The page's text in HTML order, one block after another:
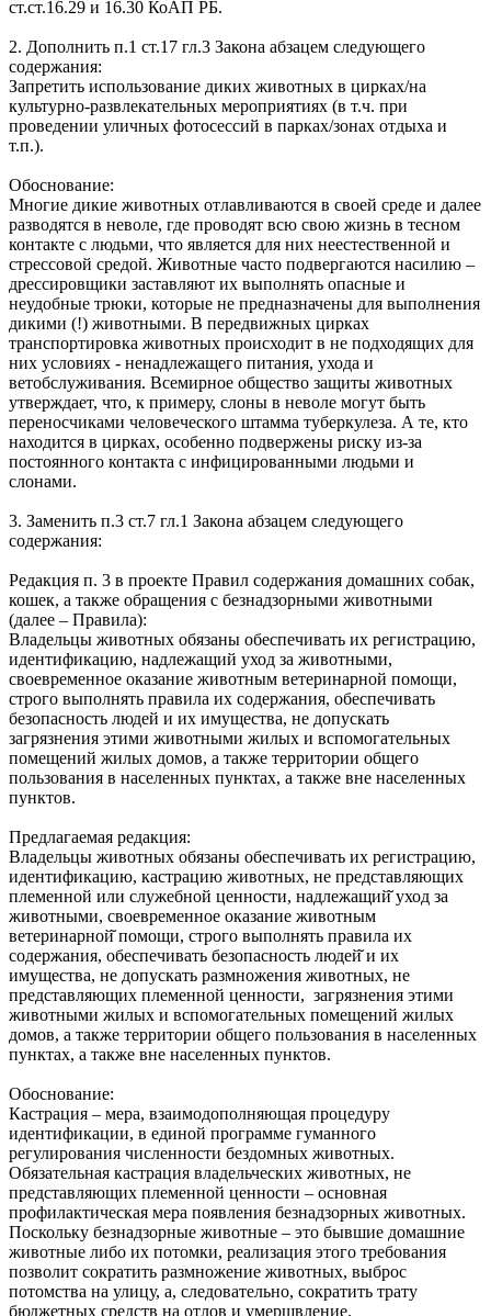
ст.ст.16.29 и 16.30 КоАП РБ.
2. Дополнить п.1 ст.17 гл.3 Закона абзацем следующего
содержания:
Запретить использование диких животных в цирках/на
культурно-развлекательных мероприятиях (в т.ч. при
проведении уличных фотосессий в парках/зонах отдыха и
т.п.).
Обоснование:
Многие дикие животных отлавливаются в своей среде и далее
разводятся в неволе, где проводят всю свою жизнь в тесном
контакте с людьми, что является для них неестественной и
стрессовой средой. Животные часто подвергаются насилию –
дрессировщики заставляют их выполнять опасные и
неудобные трюки, которые не предназначены для выполнения
дикими (!) животными. В передвижных цирках
транспортировка животных происходит в не подходящих для
них условиях - ненадлежащего питания, ухода и
ветобслуживания. Всемирное общество защиты животных
утверждает, что, к примеру, слоны в неволе могут быть
переносчиками человеческого штамма туберкулеза. А те, кто
находится в цирках, особенно подвержены риску из-за
постоянного контакта с инфицированными людьми и
слонами.
3. Заменить п.3 ст.7 гл.1 Закона абзацем следующего
содержания:
Редакция п. 3 в проекте Правил содержания домашних собак,
кошек, а также обращения с безнадзорными животными
(далее – Правила):
Владельцы животных обязаны обеспечивать их регистрацию,
идентификацию, надлежащий уход за животными,
своевременное оказание животным ветеринарной помощи,
строго выполнять правила их содержания, обеспечивать
безопасность людей и их имущества, не допускать
загрязнения этими животными жилых и вспомогательных
помещений жилых домов, а также территории общего
пользования в населенных пунктах, а также вне населенных
пунктов.
Предлагаемая редакция:
Владельцы животных обязаны обеспечивать их регистрацию,
идентификацию, кастрацию животных, не представляющих
племенной или служебной ценности, надлежащий̆ уход за
животными, своевременное оказание животным
ветеринарной̆ помощи, строго выполнять правила их
содержания, обеспечивать безопасность людей̆ и их
имущества, не допускать размножения животных, не
представляющих племенной ценности, загрязнения этими
животными жилых и вспомогательных помещений жилых
домов, а также территории общего пользования в населенных
пунктах, а также вне населенных пунктов.
Обоснование:
Кастрация – мера, взаимодополняющая процедуру
идентификации, в единой программе гуманного
регулирования численности бездомных животных.
Обязательная кастрация владельческих животных, не
представляющих племенной ценности – основная
профилактическая мера появления безнадзорных животных.
Поскольку безнадзорные животные – это бывшие домашние
животные либо их потомки, реализация этого требования
позволит сократить размножение животных, выброс
потомства на улицу, а, следовательно, сократить трату
бюджетных средств на отлов и умерщвление.